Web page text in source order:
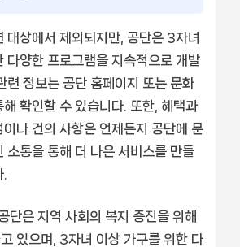
대상에서 제외되지만, 공단은 3자녀
다양한 프로그램을 지속적으로 개발
련 정보는 공단 홈페이지 또는 문화
확인할 수 있습니다. 또한, 혜택과
나 건의 사항은 언제든지 공단에 문
소통을 통해 더 나은 서비스를 만들
단은 지역 사회의 복지 증진을 위해
있으며, 3자녀 이상 가구를 위한 다